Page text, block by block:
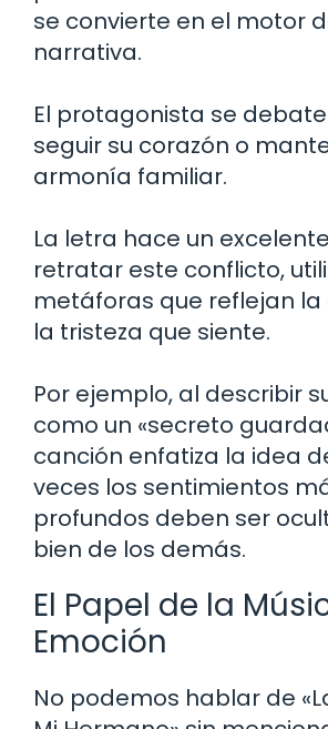
se convierte en el motor
narrativa.
El protagonista se
seguir su corazón o
armonía familiar.
La letra hace un
retratar este conflicto,
metáforas que reflejan la
la tristeza que siente.
Por ejemplo, al describir
como un «secreto
canción enfatiza la idea
veces los sentimientos
profundos deben ser
bien de los demás.
El Papel de la
Emoción
No podemos hablar de